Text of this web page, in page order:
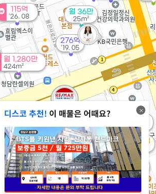
115억
'26. 08
월 75만
46m²
월 36만
25m²
109억
'26. 06
139억
'26. 06
153.5억
'25. 08
물
119.5억
월 1,280만
424m²
276억
'19. 05
55.7억
'18. 11
82억
'18. 08
디스코 추천! 이 매물은 어때요?